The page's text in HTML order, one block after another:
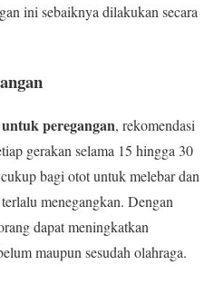
ini sebaiknya dilakukan secara
peregangan, rekomendasi
gerakan selama 15 hingga 30
bagi otot untuk melebar dan
menegangkan. Dengan
dapat meningkatkan
maupun sesudah olahraga.